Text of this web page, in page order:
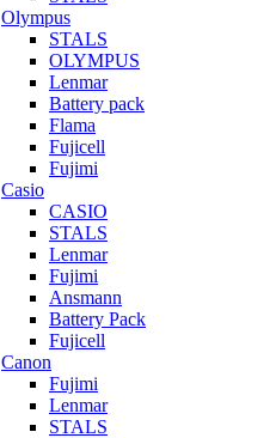
Olympus
STALS
OLYMPUS
Lenmar
Battery pack
Flama
Fujicell
Fujimi
Casio
CASIO
STALS
Lenmar
Fujimi
Ansmann
Battery Pack
Fujicell
Canon
Fujimi
Lenmar
STALS